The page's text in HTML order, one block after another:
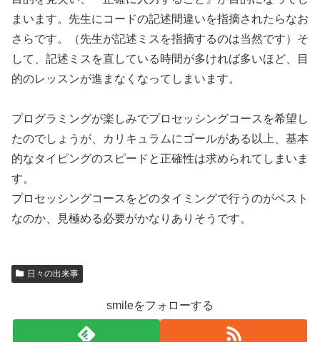
まいます。先生にコードの記述間違いを指摘されたらなお
さらです。（先生が記述ミスを指摘するのは当然です）そ
して、記述ミスを直している時間が多ければ多いほど、目
的のレッスンが進まなくなってしまいます。
プログラミングが楽しみでプロセッシングコースを希望し
たのでしょうが、カリキュラムにゴールがある以上、基本
的なタイピングのスピードと正確性は求められてしまいま
す。
プロセッシングコースをどのタイミングで行うのがベスト
なのか、見極める必要がかなりありそうです。
日々の出来事
smileをフォローする